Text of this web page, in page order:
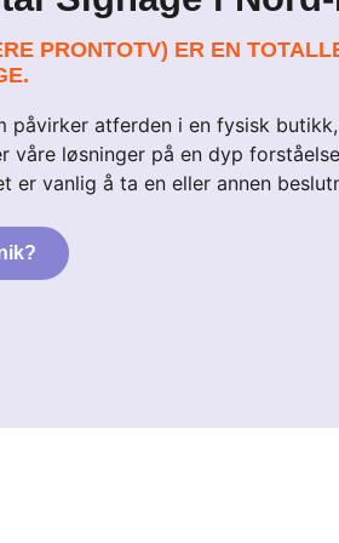
PRONTOTV) ER EN
påvirker atferden i en fysisk
våre løsninger på en dyp
er vanlig å ta en eller annen